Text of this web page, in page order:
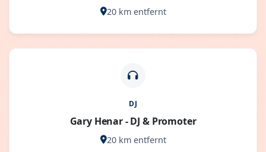
20 km entfernt
DJ
Gary Henar - DJ & Promoter
20 km entfernt